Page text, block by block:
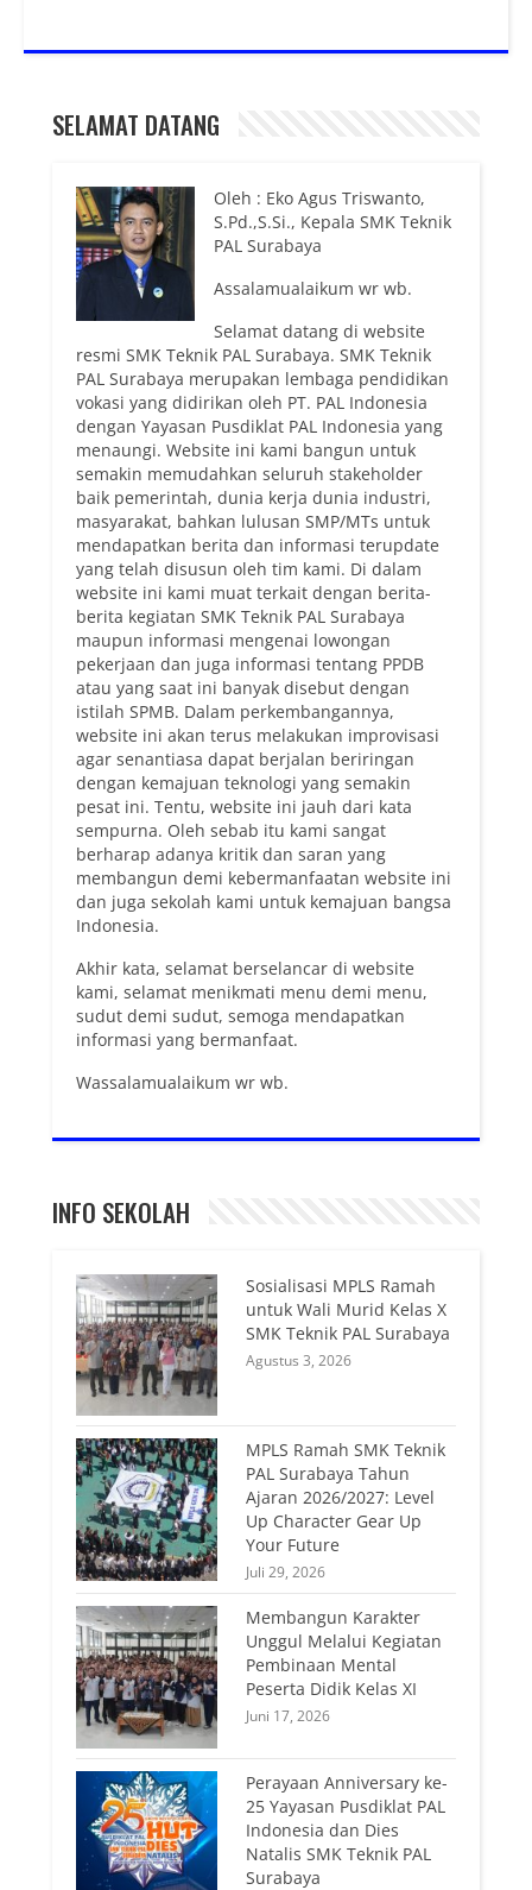
SELAMAT DATANG
Oleh : Eko Agus Triswanto,
S.Pd.,S.Si., Kepala SMK Teknik
PAL Surabaya
Assalamualaikum wr wb.
Selamat datang di website
resmi SMK Teknik PAL Surabaya. SMK Teknik
PAL Surabaya merupakan lembaga pendidikan
vokasi yang didirikan oleh PT. PAL Indonesia
dengan Yayasan Pusdiklat PAL Indonesia yang
menaungi. Website ini kami bangun untuk
semakin memudahkan seluruh stakeholder
baik pemerintah, dunia kerja dunia industri,
masyarakat, bahkan lulusan SMP/MTs untuk
mendapatkan berita dan informasi terupdate
yang telah disusun oleh tim kami. Di dalam
website ini kami muat terkait dengan berita-
berita kegiatan SMK Teknik PAL Surabaya
maupun informasi mengenai lowongan
pekerjaan dan juga informasi tentang PPDB
atau yang saat ini banyak disebut dengan
istilah SPMB. Dalam perkembangannya,
website ini akan terus melakukan improvisasi
agar senantiasa dapat berjalan beriringan
dengan kemajuan teknologi yang semakin
pesat ini. Tentu, website ini jauh dari kata
sempurna. Oleh sebab itu kami sangat
berharap adanya kritik dan saran yang
membangun demi kebermanfaatan website ini
dan juga sekolah kami untuk kemajuan bangsa
Indonesia.
Akhir kata, selamat berselancar di website
kami, selamat menikmati menu demi menu,
sudut demi sudut, semoga mendapatkan
informasi yang bermanfaat.
Wassalamualaikum wr wb.
INFO SEKOLAH
Sosialisasi MPLS Ramah
untuk Wali Murid Kelas X
SMK Teknik PAL Surabaya
Agustus 3, 2026
MPLS Ramah SMK Teknik
PAL Surabaya Tahun
Ajaran 2026/2027: Level
Up Character Gear Up
Your Future
Juli 29, 2026
Membangun Karakter
Unggul Melalui Kegiatan
Pembinaan Mental
Peserta Didik Kelas XI
Juni 17, 2026
Perayaan Anniversary ke-
25 Yayasan Pusdiklat PAL
Indonesia dan Dies
Natalis SMK Teknik PAL
Surabaya